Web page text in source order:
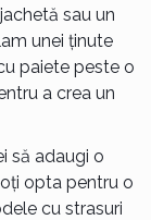
sau un
unei ținute
paiete peste o
a crea un
să adaugi o
opta pentru o
cu strasuri